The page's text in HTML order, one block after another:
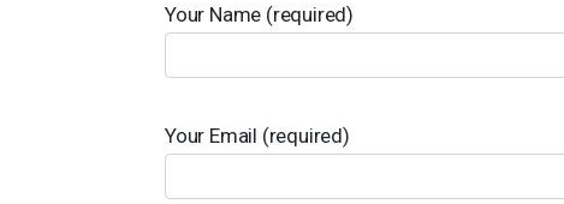
Your Name (required)
Your Email (required)